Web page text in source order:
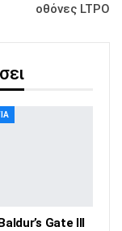
οθόνες LTPO
Gate III